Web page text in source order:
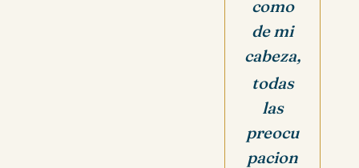
como
de mi
cabeza,
todas
las
preocu
pacion